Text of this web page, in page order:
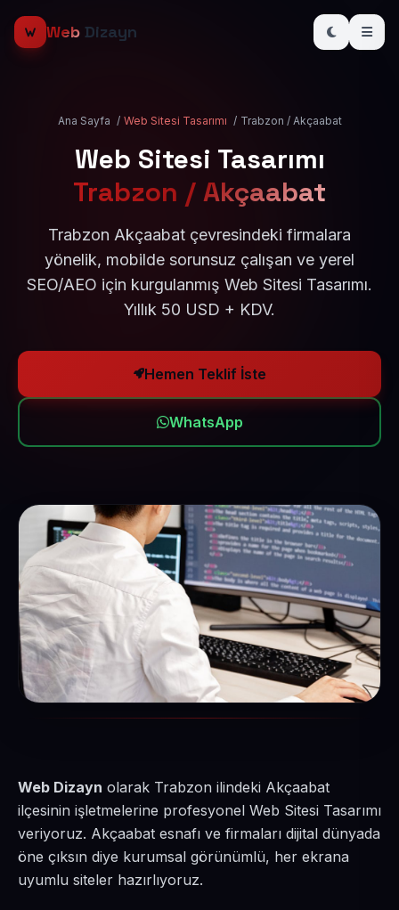
Web Dizayn
Ana Sayfa / Web Sitesi Tasarımı / Trabzon / Akçaabat
Web Sitesi Tasarımı
Trabzon / Akçaabat
Trabzon Akçaabat çevresindeki firmalara
yönelik, mobilde sorunsuz çalışan ve yerel
SEO/AEO için kurgulanmış Web Sitesi Tasarımı.
Yıllık 50 USD + KDV.
Hemen Teklif İste
WhatsApp
Web Dizayn olarak Trabzon ilindeki Akçaabat
ilçesinin işletmelerine profesyonel Web Sitesi Tasarımı
veriyoruz. Akçaabat esnafı ve firmaları dijital dünyada
öne çıksın diye kurumsal görünümlü, her ekrana
uyumlu siteler hazırlıyoruz.